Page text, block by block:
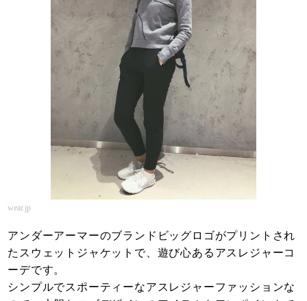
wear.jp
アンダーアーマーのブランドビッグロゴがプリントされ
たスウェットジャケットで、遊び心あるアスレジャーコ
ーデです。
シンプルでスポーティーなアスレジャーファッションな